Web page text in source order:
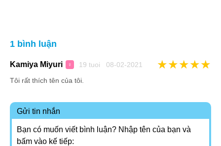
1 bình luận
Kamiya Miyuri ♀ 19 tuoi 08-02-2021 ★★★★★
Tôi rất thích tên của tôi.
Gửi tin nhắn
Bạn có muốn viết bình luận? Nhập tên của bạn và
bấm vào kế tiếp: